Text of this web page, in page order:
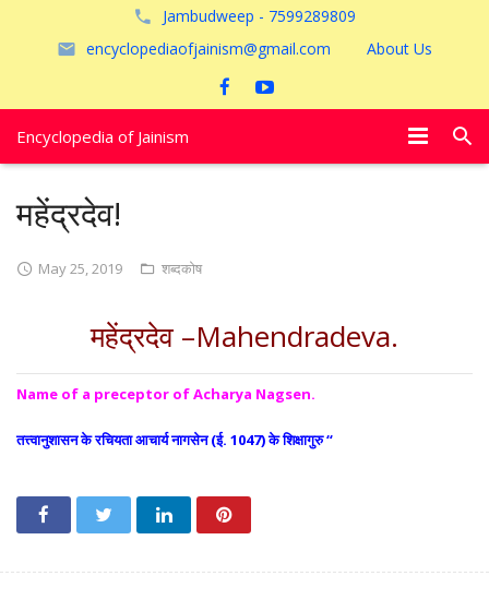
Jambudweep - 7599289809
encyclopediaofjainism@gmail.com
About Us
Encyclopedia of Jainism
महेंद्रदेव!
May 25, 2019 शब्दकोष
महेंद्रदेव –Mahendradeva.
Name of a preceptor of Acharya Nagsen.
तत्त्वानुशासन के रचियता आचार्य नागसेन (ई. 1047) के शिक्षागुरु “